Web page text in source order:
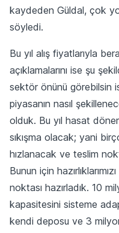
kaydeden Güldal, çok
söyledi.
Bu yıl alış fiyatlarıyla
açıklamalarını ise şu
sektör önünü görebilsin
piyasanın nasıl
olduk. Bu yıl hasat
sıkışma olacak; yani
hızlanacak ve teslim
Bunun için
noktası hazırladık. 10
kapasitesini sisteme
kendi deposu ve 3